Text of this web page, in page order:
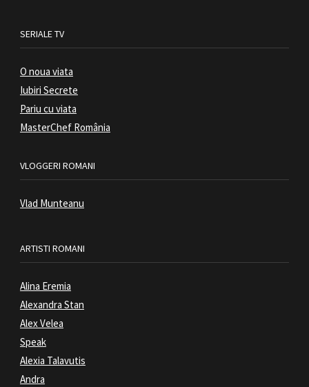
SERIALE TV
O noua viata
Iubiri Secrete
Pariu cu viata
MasterChef România
VLOGGERI ROMANI
Vlad Munteanu
ARTISTI ROMANI
Alina Eremia
Alexandra Stan
Alex Velea
Speak
Alexia Talavutis
Andra